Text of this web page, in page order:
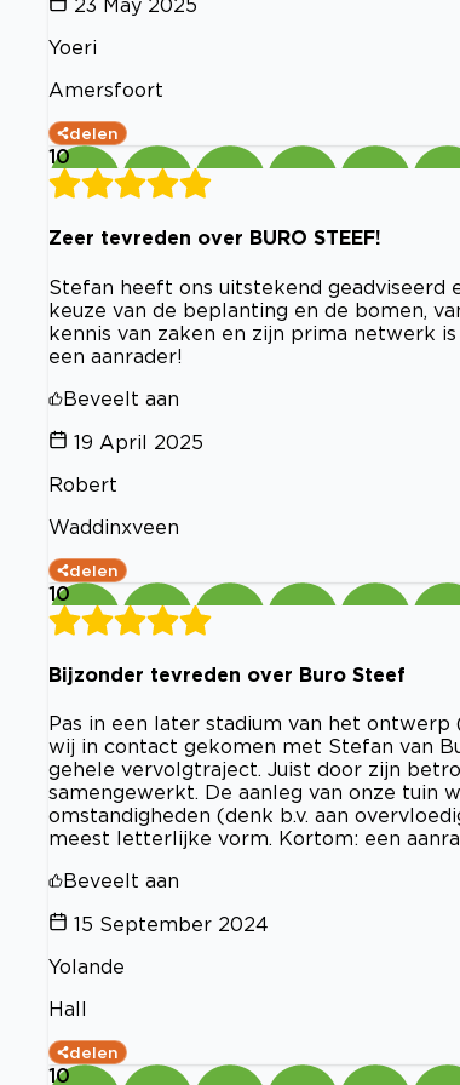
23 May 2025
Yoeri
Amersfoort
delen
10
Zeer tevreden over BURO STEEF!
Stefan heeft ons uitstekend
keuze van de beplanting en de bomen,
kennis van zaken en zijn prima netwerk
een aanrader!
Beveelt aan
19 April 2025
Robert
Waddinxveen
delen
10
Bijzonder tevreden over Buro Steef
Pas in een later stadium van het
wij in contact gekomen met Stefan van
gehele vervolgtraject. Juist door zijn
samengewerkt. De aanleg van onze tuin
omstandigheden (denk b.v. aan
meest letterlijke vorm. Kortom: een
Beveelt aan
15 September 2024
Yolande
Hall
delen
10